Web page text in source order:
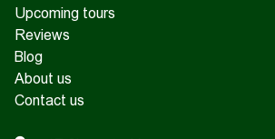
Upcoming tours
Reviews
Blog
About us
Contact us